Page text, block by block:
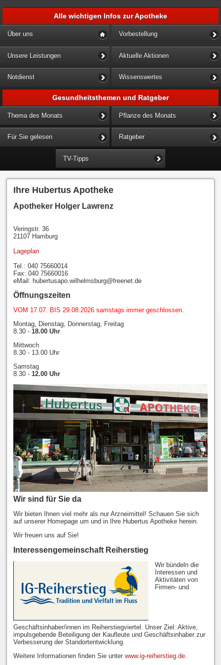
Alle wichtigen Infos zur Apotheke
Über uns Vorbestellung
Unsere Leistungen Aktuelle Aktionen
Notdienst Wissenswertes
Gesundheitsthemen und Ratgeber
Thema des Monats Pflanze des Monats
Für Sie gelesen Ratgeber
TV-Tipps
Ihre Hubertus Apotheke
Apotheker Holger Lawrenz
Veringstr. 36
21107 Hamburg
Lageplan
Tel.: 040 75660014
Fax: 040 75660016
eMail: hubertusapo.wilhelmsburg@freenet.de
Öffnungszeiten
VOM 17.07. BIS 29.08.2026 samstags immer geschlossen.
Montag, Dienstag, Donnerstag, Freitag
8.30 - 18.00 Uhr
Mittwoch
8.30 - 13.00 Uhr
Samstag
8.30 - 12.00 Uhr
Wir sind für Sie da
Wir bieten Ihnen viel mehr als nur Arzneimittel! Schauen Sie sich
auf unserer Homepage um und in Ihre Hubertus Apotheke herein.
Wir freuen uns auf Sie!
Interessengemeinschaft Reiherstieg
Wir bündeln die
Interessen und
Aktivitäten von
Firmen- und
Geschäftsinhaber/innen im Reiherstiegviertel. Unser Ziel: Aktive,
impulsgebende Beteiligung der Kaufleute und Geschäftsinhaber zur
Verbesserung der Standortentwicklung.
Weitere Informationen finden Sie unter www.ig-reiherstieg.de.